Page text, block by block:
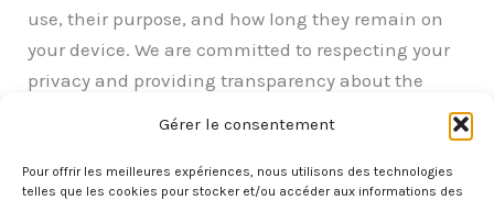
Gérer le consentement
Pour offrir les meilleures expériences, nous utilisons des technologies
telles que les cookies pour stocker et/ou accéder aux informations des
use, their purpose, and how long they remain on
your device. We are committed to respecting your
privacy and providing transparency about the
information on how we handle your personal data,
please see ourPrivacy Policy.